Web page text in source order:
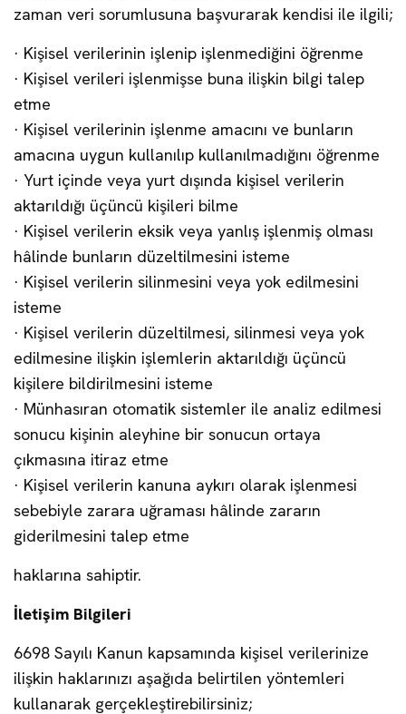
zaman veri sorumlusuna başvurarak kendisi ile ilgili;
· Kişisel verilerinin işlenip işlenmediğini öğrenme
· Kişisel verileri işlenmişse buna ilişkin bilgi talep
etme
· Kişisel verilerinin işlenme amacını ve bunların
amacına uygun kullanılıp kullanılmadığını öğrenme
· Yurt içinde veya yurt dışında kişisel verilerin
aktarıldığı üçüncü kişileri bilme
· Kişisel verilerin eksik veya yanlış işlenmiş olması
hâlinde bunların düzeltilmesini isteme
· Kişisel verilerin silinmesini veya yok edilmesini
isteme
· Kişisel verilerin düzeltilmesi, silinmesi veya yok
edilmesine ilişkin işlemlerin aktarıldığı üçüncü
kişilere bildirilmesini isteme
· Münhasıran otomatik sistemler ile analiz edilmesi
sonucu kişinin aleyhine bir sonucun ortaya
çıkmasına itiraz etme
· Kişisel verilerin kanuna aykırı olarak işlenmesi
sebebiyle zarara uğraması hâlinde zararın
giderilmesini talep etme
haklarına sahiptir.
İletişim Bilgileri
6698 Sayılı Kanun kapsamında kişisel verilerinize
ilişkin haklarınızı aşağıda belirtilen yöntemleri
kullanarak gerçekleştirebilirsiniz;